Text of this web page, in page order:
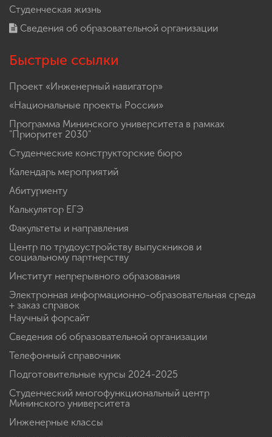
Студенческая жизнь
Сведения об образовательной организации
Быстрые ссылки
Проект «Инженерный навигатор»
«Национальные проекты России»
Программа Мининского университета в рамках
"Приоритет 2030"
Студенческие конструкторские бюро
Календарь мероприятий
Абитуриенту
Калькулятор ЕГЭ
Факультеты и направления
Центр по трудоустройству выпускников и
социальному партнерству
Институт непрерывного образования
Электронная информационно-образовательная среда
+ заказ справок
Научный форсайт
Сведения об образовательной организации
Телефонный справочник
Подготовительные курсы 2024-2025
Студенческий многофункциональный центр
Мининского университета
Инженерные классы